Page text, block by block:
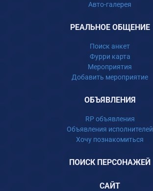
Авто-галерея
РЕАЛЬНОЕ ОБЩЕНИЕ
Поиск анкет
Фурри карта
Мероприятия
Добавить мероприятие
ОБЪЯВЛЕНИЯ
RP объявления
Объявления исполнителей
Хочу познакомиться
ПОИСК ПЕРСОНАЖЕЙ
САЙТ